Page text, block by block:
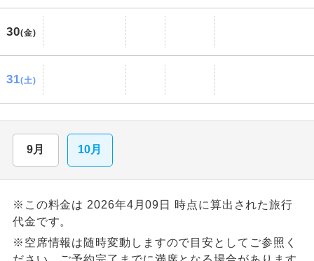
30(金)
31(土)
9月 10月
※この料金は 2026年4月09日 時点に算出された旅行
代金です。
※空席情報は随時変動しますので目安としてご参照く